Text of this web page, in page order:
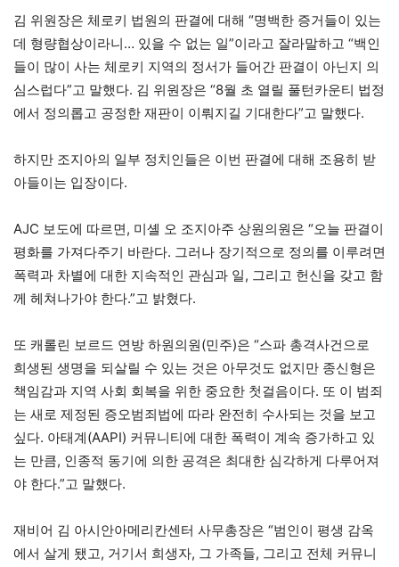
김 위원장은 체로키 법원의 판결에 대해 “명백한 증거들이 있는
데 형량협상이라니… 있을 수 없는 일”이라고 잘라말하고 “백인
들이 많이 사는 체로키 지역의 정서가 들어간 판결이 아닌지 의
심스럽다”고 말했다. 김 위원장은 “8월 초 열릴 풀턴카운티 법정
에서 정의롭고 공정한 재판이 이뤄지길 기대한다”고 말했다.
하지만 조지아의 일부 정치인들은 이번 판결에 대해 조용히 받
아들이는 입장이다.
AJC 보도에 따르면, 미셸 오 조지아주 상원의원은 “오늘 판결이
평화를 가져다주기 바란다. 그러나 장기적으로 정의를 이루려면
폭력과 차별에 대한 지속적인 관심과 일, 그리고 헌신을 갖고 함
께 헤쳐나가야 한다.”고 밝혔다.
또 캐롤린 보르드 연방 하원의원(민주)은 “스파 총격사건으로
희생된 생명을 되살릴 수 있는 것은 아무것도 없지만 종신형은
책임감과 지역 사회 회복을 위한 중요한 첫걸음이다. 또 이 범죄
는 새로 제정된 증오범죄법에 따라 완전히 수사되는 것을 보고
싶다. 아태계(AAPI) 커뮤니티에 대한 폭력이 계속 증가하고 있
는 만큼, 인종적 동기에 의한 공격은 최대한 심각하게 다루어져
야 한다.”고 말했다.
재비어 김 아시안아메리칸센터 사무총장은 “범인이 평생 감옥
에서 살게 됐고, 거기서 희생자, 그 가족들, 그리고 전체 커뮤니